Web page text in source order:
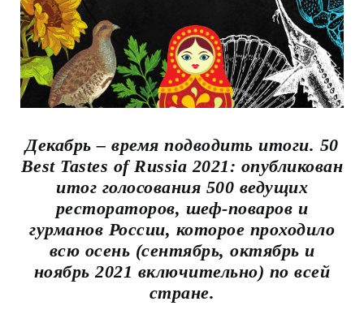
Декабрь – время подводить итоги. 50
Best Tastes of Russia 2021: опубликован
итог голосования 500 ведущих
рестораторов, шеф-поваров и
гурманов России, которое проходило
всю осень (сентябрь, октябрь и
ноябрь 2021 включительно) по всей
стране.